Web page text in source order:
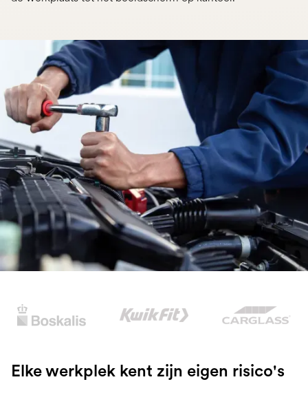
Elke werkplek kent zijn eigen risico's